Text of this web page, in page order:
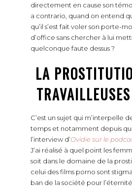
directement en cause son
a contrario, quand on entend
qu’il s’est fait voler son porte-
d’office sans chercher à lui
quelconque faute dessus ?
LA
C’est un sujet qui m’interpelle
temps et notamment depuis
l’interview d’Ovidie sur le
J’ai réalisé à quel point les
soit dans le domaine de la
celui des films porno sont
ban de la société pour